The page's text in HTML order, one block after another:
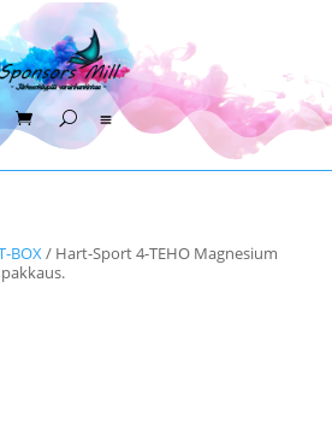
BOX/ Hart-Sport 4-TEHO Magnesium